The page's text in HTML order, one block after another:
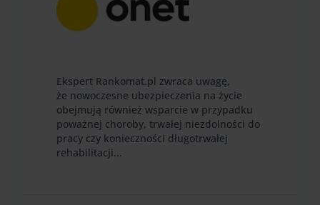
Ekspert Rankomat.pl zwraca uwagę,
że nowoczesne ubezpieczenia na życie
obejmują również wsparcie w przypadku
poważnej choroby, trwałej niezdolności do
pracy czy konieczności długotrwałej
rehabilitacji...